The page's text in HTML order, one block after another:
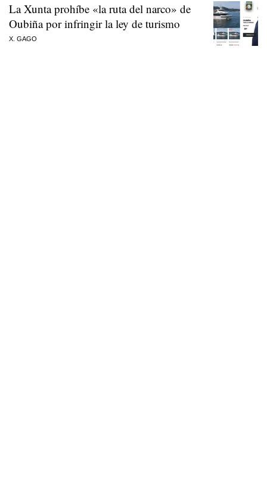
La Xunta prohíbe «la ruta del narco» de
Oubiña por infringir la ley de turismo
X. GAGO